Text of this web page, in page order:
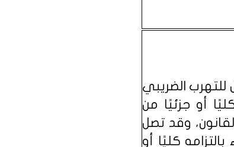
الضريبي
أو جزئيًا من
وقد تصل
كليًا أو